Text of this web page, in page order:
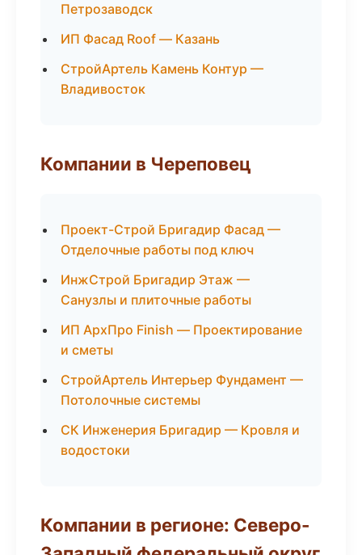
Петрозаводск
ИП Фасад Roof — Казань
СтройАртель Камень Контур —
Владивосток
Компании в Череповец
Проект-Строй Бригадир Фасад —
Отделочные работы под ключ
ИнжСтрой Бригадир Этаж —
Санузлы и плиточные работы
ИП АрхПро Finish — Проектирование
и сметы
СтройАртель Интерьер Фундамент —
Потолочные системы
СК Инженерия Бригадир — Кровля и
водостоки
Компании в регионе: Северо-